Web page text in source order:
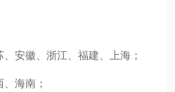
安徽、浙江、福建、上海；
海南；